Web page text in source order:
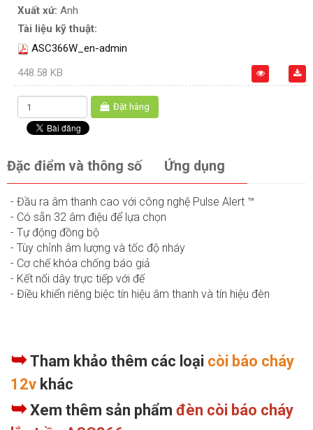
Xuất xứ: Anh
Tài liệu kỹ thuật:
ASC366W_en-admin
448.58 KB
Đặt hàng
Đặc điểm và thông số Ứng dụng
- Đầu ra âm thanh cao với công nghệ Pulse Alert ™
- Có sẵn 32 âm điệu để lựa chọn
- Tự động đồng bộ
- Tùy chỉnh âm lượng và tốc độ nháy
- Cơ chế khóa chống báo giả
- Kết nối dây trực tiếp với đế
- Điều khiển riêng biệc tín hiệu âm thanh và tín hiệu đèn
➥Tham khảo thêm các loại còi báo cháy
12v khác
➥Xem thêm sản phẩm đèn còi báo cháy